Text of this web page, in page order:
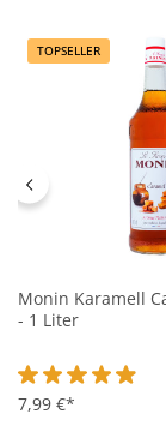
TOPSELLER
Monin Karamell
- 1 Liter
Durchschnittliche
7,99 €*